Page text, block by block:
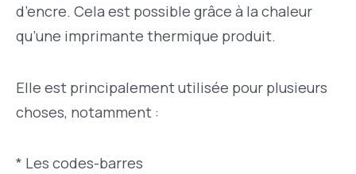
d’encre. Cela est possible grâce à la chaleur
qu’une imprimante thermique produit.
Elle est principalement utilisée pour plusieurs
choses, notamment :
* Les codes-barres